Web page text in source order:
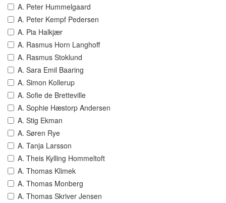
A. Peter Hummelgaard
A. Peter Kempf Pedersen
A. Pia Halkjær
A. Rasmus Horn Langhoff
A. Rasmus Stoklund
A. Sara Emil Baaring
A. Simon Kollerup
A. Sofie de Bretteville
A. Sophie Hæstorp Andersen
A. Stig Ekman
A. Søren Rye
A. Tanja Larsson
A. Theis Kylling Hommeltoft
A. Thomas Klimek
A. Thomas Monberg
A. Thomas Skriver Jensen